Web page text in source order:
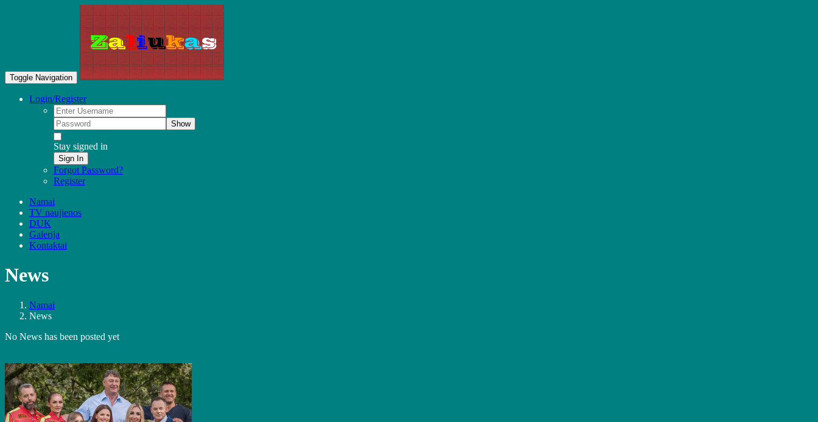
Toggle Navigation
Login/Register
Show
Stay signed in
Sign In
Forgot Password?
Register
Namai
TV naujienos
DUK
Galerija
Kontaktai
News
Namai
News
No News has been posted yet